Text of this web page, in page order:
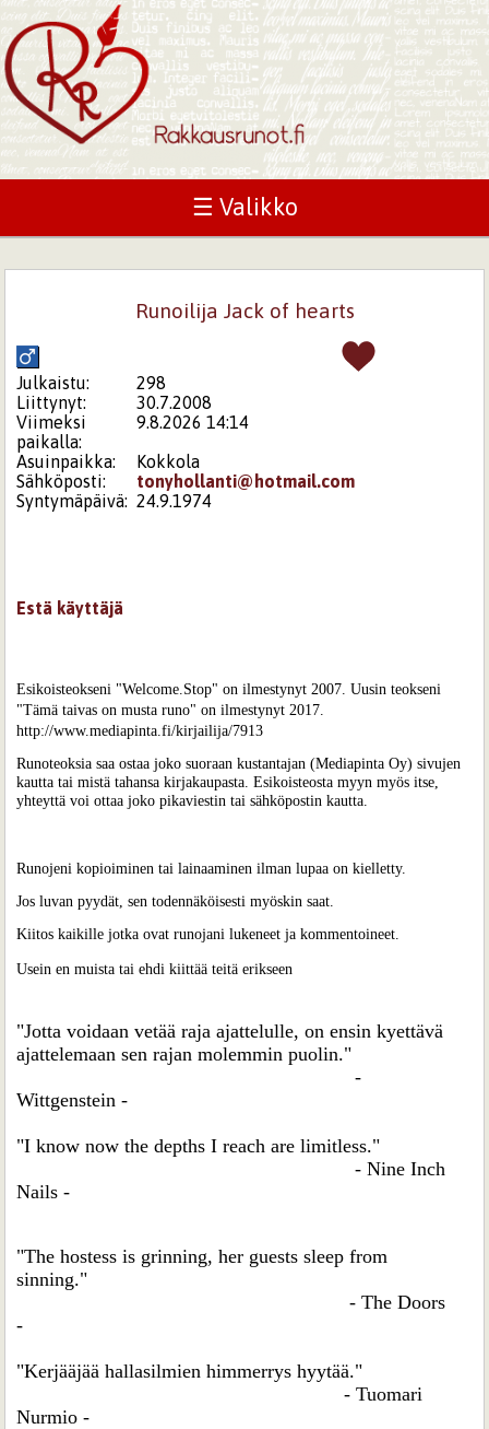
☰ Valikko
Runoilija Jack of hearts
Julkaistu:
298
Liittynyt:
30.7.2008
Viimeksi
paikalla:
9.8.2026 14:14
Asuinpaikka:
Kokkola
Sähköposti:
tonyhollanti@hotmail.com
Syntymäpäivä: 24.9.1974
Estä käyttäjä
Esikoisteokseni "Welcome.Stop" on ilmestynyt 2007. Uusin teokseni
"Tämä taivas on musta runo" on ilmestynyt 2017.
http://www.mediapinta.fi/kirjailija/7913
Runoteoksia saa ostaa joko suoraan kustantajan (Mediapinta Oy) sivujen
kautta tai mistä tahansa kirjakaupasta. Esikoisteosta myyn myös itse,
yhteyttä voi ottaa joko pikaviestin tai sähköpostin kautta.
Runojeni kopioiminen tai lainaaminen ilman lupaa on kielletty.
Jos luvan pyydät, sen todennäköisesti myöskin saat.
Kiitos kaikille jotka ovat runojani lukeneet ja kommentoineet.
Usein en muista tai ehdi kiittää teitä erikseen
"Jotta voidaan vetää raja ajattelulle, on ensin kyettävä
ajattelemaan sen rajan molemmin puolin."
-
Wittgenstein -
"I know now the depths I reach are limitless."
- Nine Inch
Nails -
"The hostess is grinning, her guests sleep from
sinning."
- The Doors
-
"Kerjääjää hallasilmien himmerrys hyytää."
- Tuomari
Nurmio -